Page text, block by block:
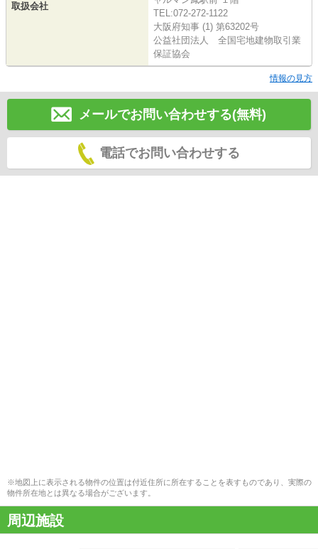
取扱会社
TEL:072-272-1122
大阪府知事 (1) 第63202号
公益社団法人 全国宅地建物取引業
保証協会
情報の見方
メールでお問い合わせする(無料)
電話でお問い合わせする
※地図上に表示される物件の位置は付近住所に所在することを表すものであり、実際の
物件所在地とは異なる場合がございます。
周辺施設